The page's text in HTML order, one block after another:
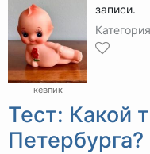
кевпик
записи.
Тест: Какой
Петербурга?